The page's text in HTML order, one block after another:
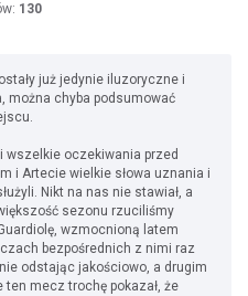
130
już jedynie iluzoryczne i
można chyba podsumować
wszelkie oczekiwania przed
i Artecie wielkie słowa uznania i
Nikt na nas nie stawiał, a
sezonu rzuciliśmy
wzmocnioną latem
bezpośrednich z nimi raz
odstając jakościowo, a drugim
mecz trochę pokazał, że